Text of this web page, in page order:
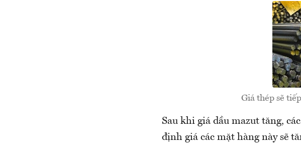
Giá thép sẽ
Sau khi giá dầu mazut tăng,
định giá các mặt hàng này sẽ